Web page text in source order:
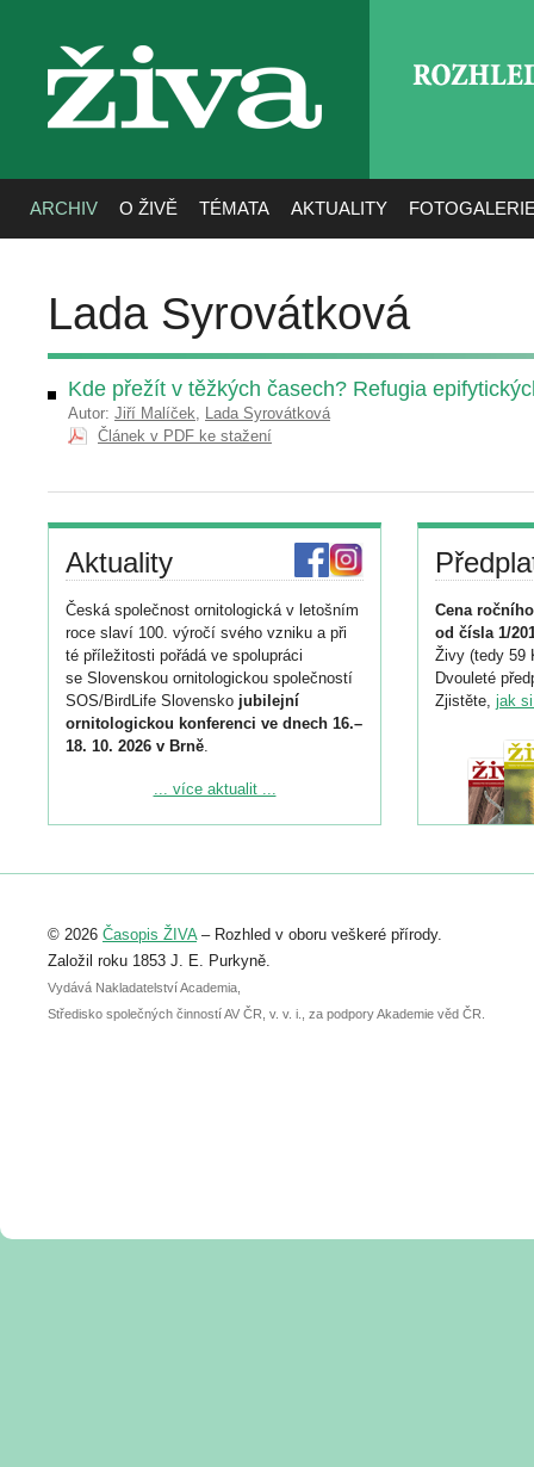
živa
ARCHIV O ŽIVĚ TÉMATA AKTUALITY
Lada Syrovátková
Kde přežít v těžkých časech? Refugia
Autor: Jiří Malíček, Lada Syrovátková
Článek v PDF ke stažení
Aktuality
Česká společnost ornitologická v letošním
roce slaví 100. výročí svého vzniku a při
té příležitosti pořádá ve spolupráci
se Slovenskou ornitologickou společností
SOS/BirdLife Slovensko jubilejní
ornitologickou konferenci ve dnech 16.–
18. 10. 2026 v Brně.
Podrobnější informace ke konferenci
Registrovat se můžete do 6. září.
abstraktu přihlášené přednášky nebo
posteru je už 30. června.
... více aktualit ...
Cena
od čísla 1/
Živy (tedy 59
Dvouleté
Zjistěte, jak
© 2026 Časopis ŽIVA– Rozhled v oboru veškeré přírody.
Založil roku 1853 J. E. Purkyně.
Vydává Nakladatelství Academia,
Středisko společných činností AV ČR, v. v. i., za podpory Akademie věd ČR.